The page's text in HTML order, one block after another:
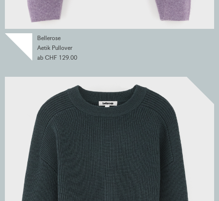
Bellerose
Aetik Pullover
ab CHF 129.00